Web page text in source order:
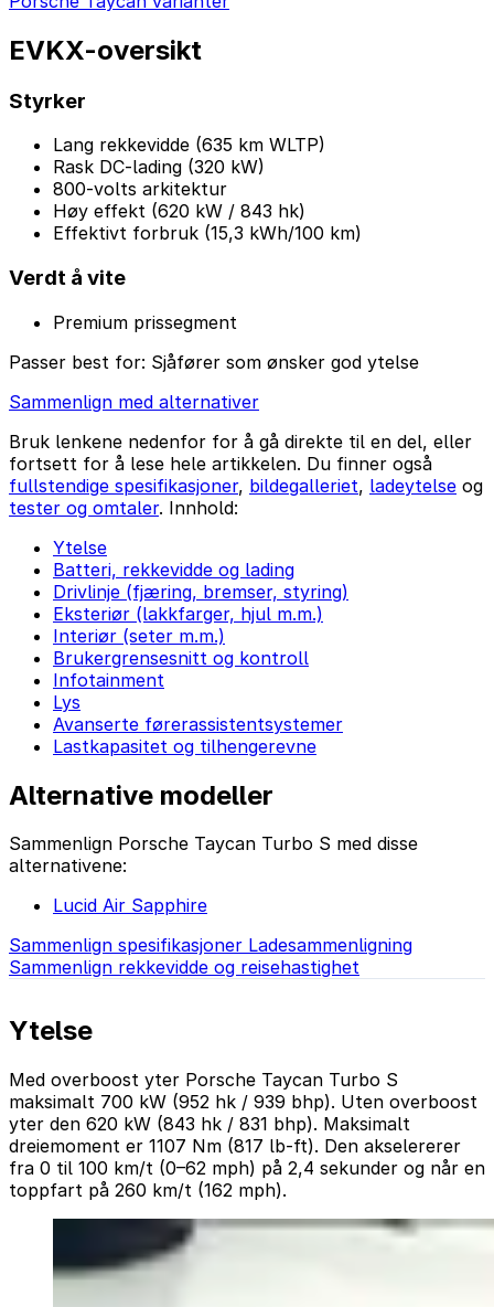
EVKX-oversikt
Styrker
Lang rekkevidde (635 km WLTP)
Rask DC-lading (320 kW)
800-volts arkitektur
Høy effekt (620 kW / 843 hk)
Effektivt forbruk (15,3 kWh/100 km)
Verdt å vite
Premium prissegment
Passer best for: Sjåfører som ønsker god ytelse
Sammenlign med alternativer
Bruk lenkene nedenfor for å gå direkte til en del, eller
fortsett for å lese hele artikkelen. Du finner også
fullstendige spesifikasjoner, bildegalleriet, ladeytelse og
tester og omtaler. Innhold:
Ytelse
Batteri, rekkevidde og lading
Drivlinje (fjæring, bremser, styring)
Eksteriør (lakkfarger, hjul m.m.)
Interiør (seter m.m.)
Brukergrensesnitt og kontroll
Infotainment
Lys
Avanserte førerassistentsystemer
Lastkapasitet og tilhengerevne
Alternative modeller
Sammenlign Porsche Taycan Turbo S med disse
alternativene:
Lucid Air Sapphire
Sammenlign spesifikasjoner Ladesammenligning
Sammenlign rekkevidde og reisehastighet
Ytelse
Med overboost yter Porsche Taycan Turbo S
maksimalt 700 kW (952 hk / 939 bhp). Uten overboost
yter den 620 kW (843 hk / 831 bhp). Maksimalt
dreiemoment er 1107 Nm (817 lb-ft). Den akselererer
fra 0 til 100 km/t (0–62 mph) på 2,4 sekunder og når en
toppfart på 260 km/t (162 mph).